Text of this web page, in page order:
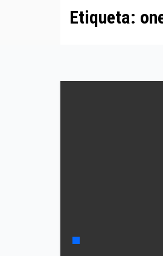
Etiqueta: